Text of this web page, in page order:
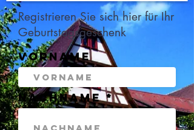
Registrieren Sie sich hier für Ihr
Geburtstagsgeschenk
Vorname
Nachname